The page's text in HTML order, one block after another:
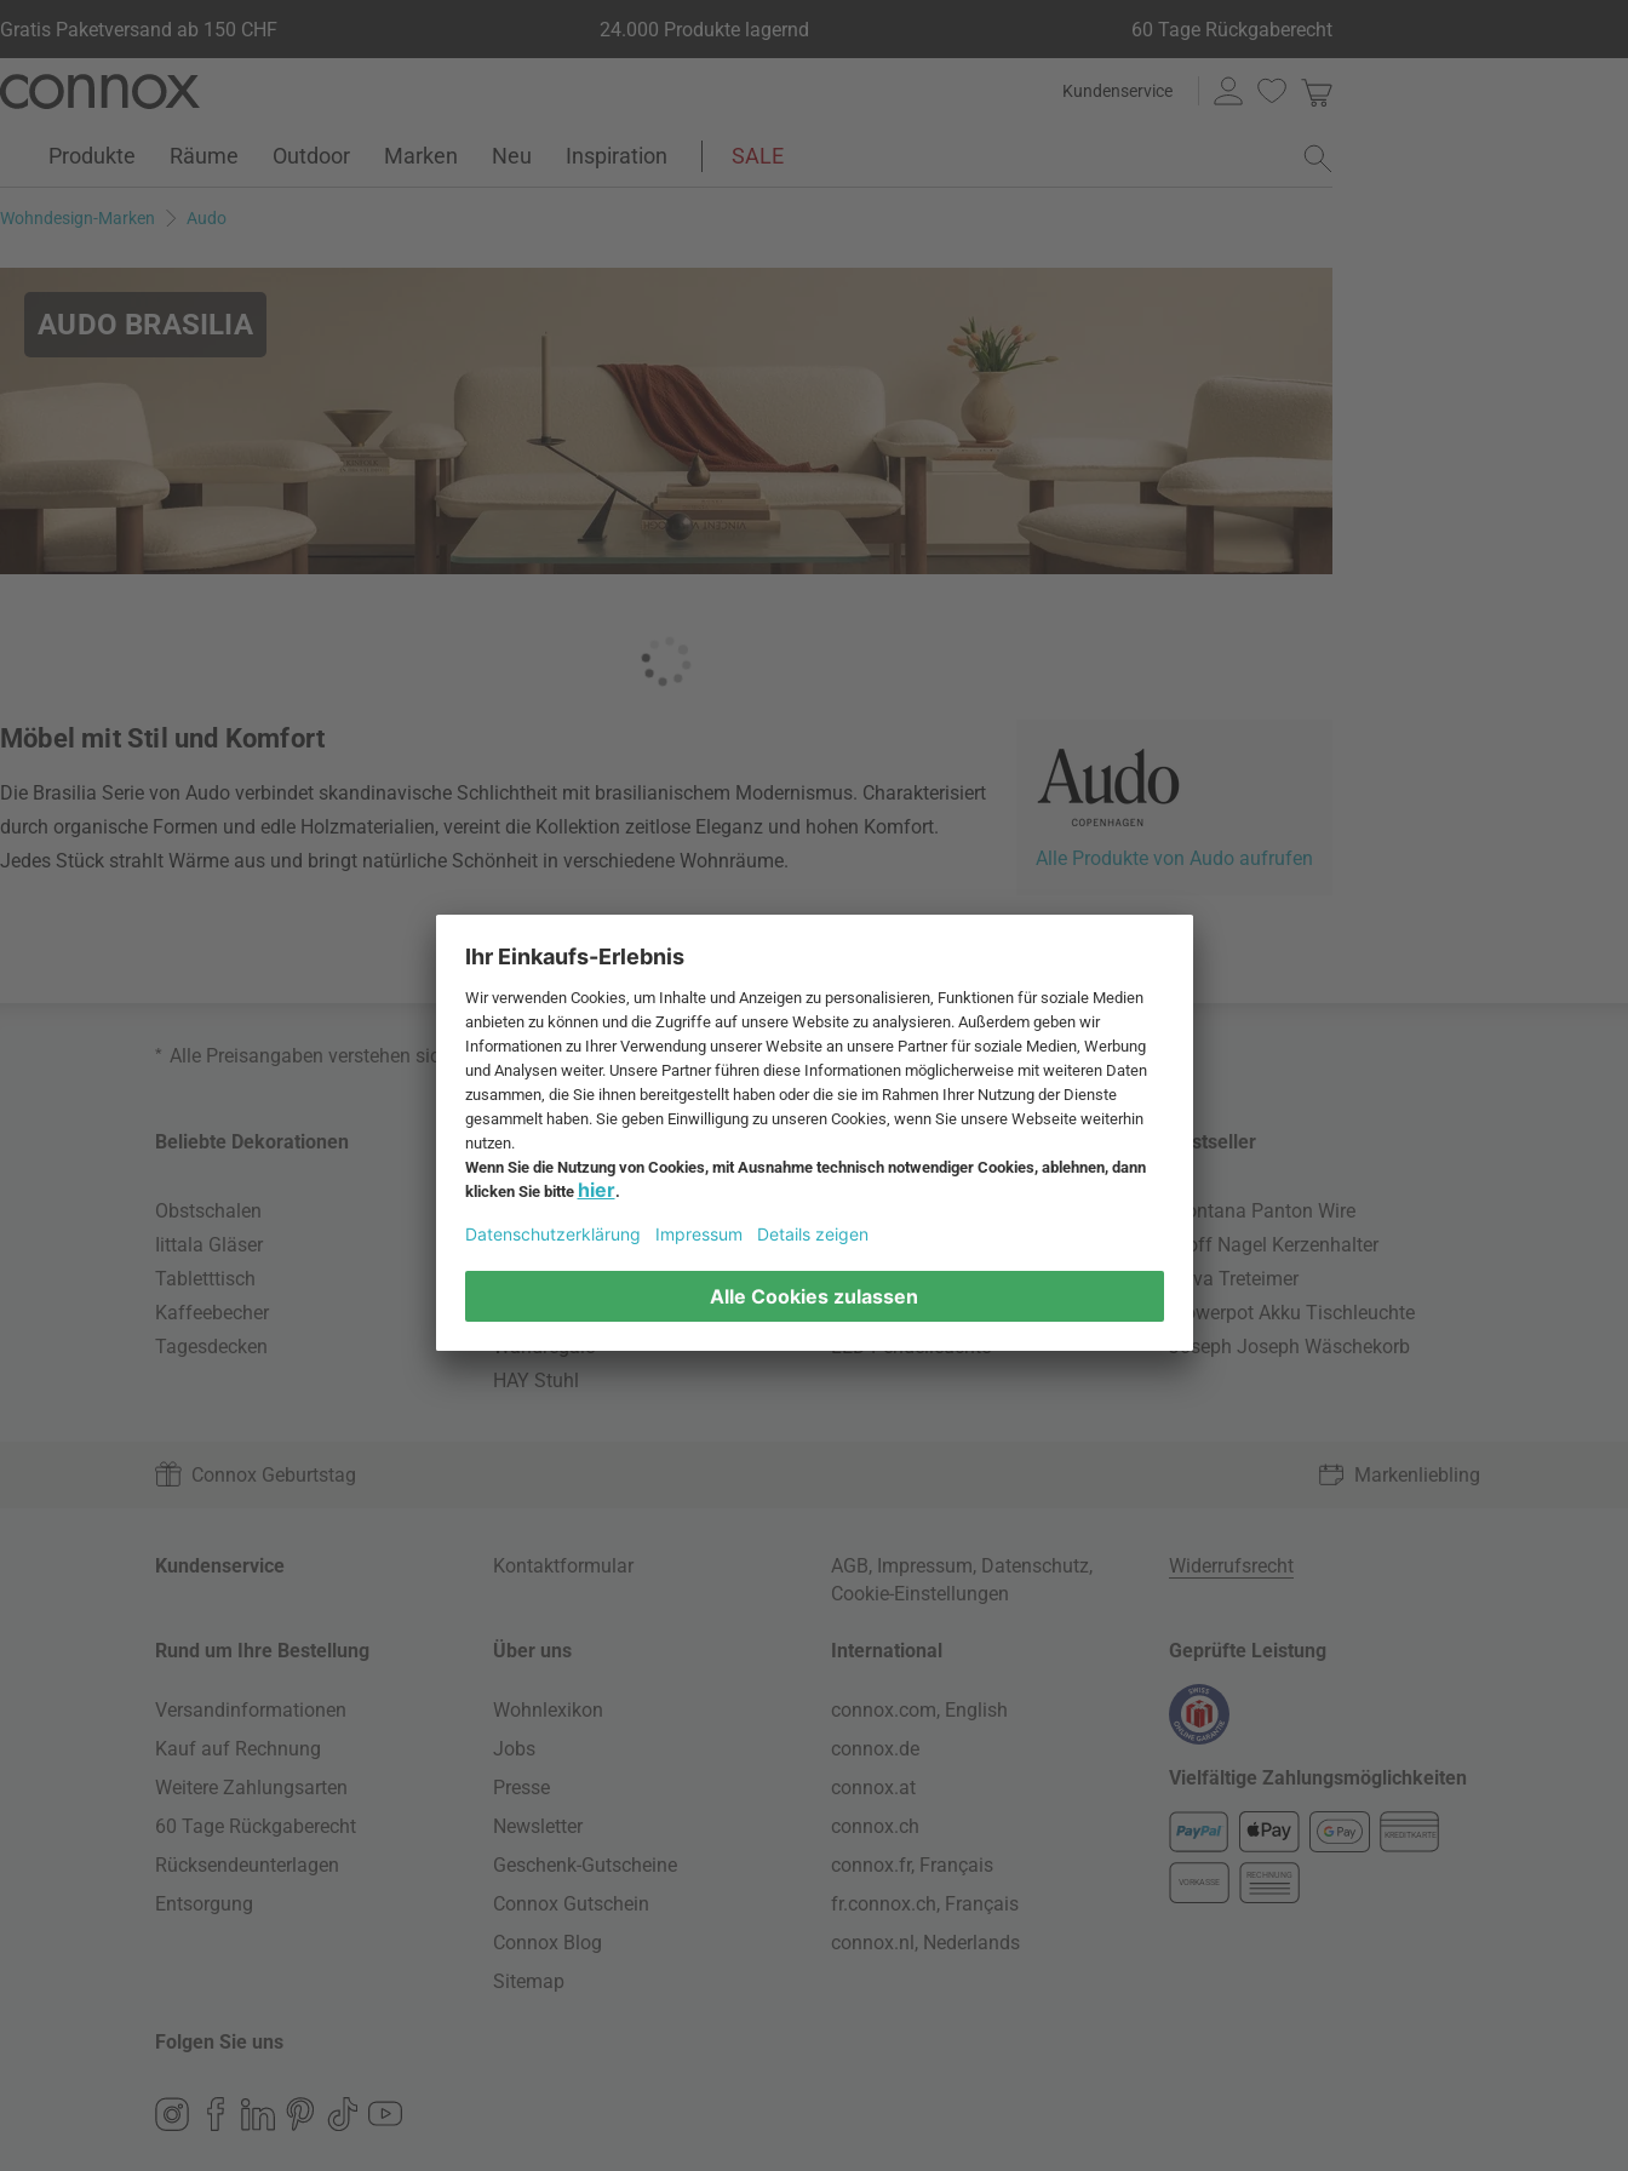
Gratis Paketversand ab 150 CHF 24.000 Produkte lagernd 60 Tage Rückgaberecht
Seiteninhalt
Suchfeld
Kundenservice
Kundenkonto
Wunschliste
Warenkorb
Produkte Räume Outdoor Marken Neu Inspiration SALE
Wohndesign-Marken Audo
AUDO BRASILIA
Alle Produkte von Audo aufrufen
Möbel mit Stil und Komfort
Die Brasilia Serie von Audo verbindet skandinavische Schlichtheit mit brasilianischem Modernismus. Charakterisiert
durch organische Formen und edle Holzmaterialien, vereint die Kollektion zeitlose Eleganz und hohen Komfort.
Jedes Stück strahlt Wärme aus und bringt natürliche Schönheit in verschiedene Wohnräume.
* Alle Preisangaben verstehen sich inklusive MwSt. und zzgl.Versandkosten.
Beliebte Dekorationen
Obstschalen
Iittala Gläser
Tabletttisch
Kaffeebecher
Tagesdecken
Beliebte Möbel
Gartenmöbel
Büromöbel
Wandregale
HAY Stuhl
Muuto Lampen
Kabellose Tischleuchten
Dänische Lampen
LED Pendelleuchte
Bestseller
Montana Panton Wire
Stoff Nagel Kerzenhalter
Nova Treteimer
Flowerpot Akku Tischleuchte
Joseph Joseph Wäschekorb
Connox Geburtstag Markenliebling
Kundenservice Kontaktformular AGB, Impressum, Datenschutz,
Cookie-Einstellungen
Widerrufsrecht
Rund um Ihre Bestellung
Versandinformationen
Kauf auf Rechnung
Weitere Zahlungsarten
60 Tage Rückgaberecht
Rücksendeunterlagen
Entsorgung
Über uns
Wohnlexikon
Jobs
Presse
Newsletter
Geschenk-Gutscheine
Connox Gutschein
Connox Blog
Sitemap
International
connox.com, English
connox.de
connox.at
connox.ch
connox.fr, Français
fr.connox.ch, Français
connox.nl, Nederlands
Geprüfte Leistung
Vielfältige Zahlungsmöglichkeiten
KREDITKARTE
VORKASSE
RECHNUNG
Folgen Sie uns